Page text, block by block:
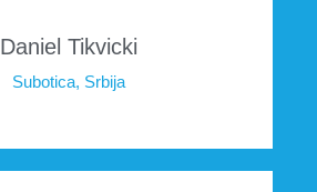
Daniel Tikvicki
Subotica, Srbija